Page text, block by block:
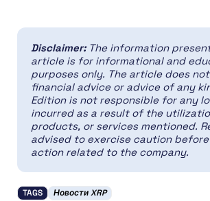
Disclaimer: The information
article is for informational and
purposes only. The article does
financial advice or advice of any
Edition is not responsible for any
incurred as a result of the
products, or services mentioned.
advised to exercise caution
action related to the company.
TAGS Новости XRP